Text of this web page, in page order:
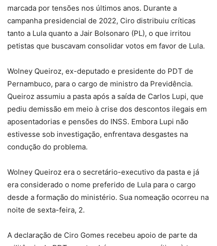
marcada por tensões nos últimos anos. Durante a
campanha presidencial de 2022, Ciro distribuiu críticas
tanto a Lula quanto a Jair Bolsonaro (PL), o que irritou
petistas que buscavam consolidar votos em favor de Lula.
Wolney Queiroz, ex-deputado e presidente do PDT de
Pernambuco, para o cargo de ministro da Previdência.
Queiroz assumiu a pasta após a saída de Carlos Lupi, que
pediu demissão em meio à crise dos descontos ilegais em
aposentadorias e pensões do INSS. Embora Lupi não
estivesse sob investigação, enfrentava desgastes na
condução do problema.
Wolney Queiroz era o secretário-executivo da pasta e já
era considerado o nome preferido de Lula para o cargo
desde a formação do ministério. Sua nomeação ocorreu na
noite de sexta-feira, 2.
A declaração de Ciro Gomes recebeu apoio de parte da